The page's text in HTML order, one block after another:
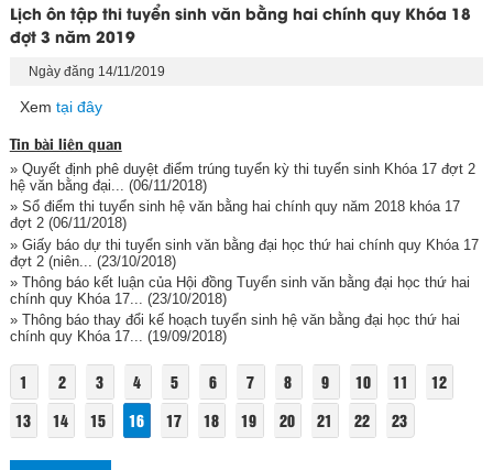
Lịch ôn tập thi tuyển sinh văn bằng hai chính quy Khóa 18
đợt 3 năm 2019
Ngày đăng 14/11/2019
Xem tại đây
Tin bài liên quan
» Quyết định phê duyệt điểm trúng tuyển kỳ thi tuyển sinh Khóa 17 đợt 2
hệ văn bằng đại...
(06/11/2018)
» Sổ điểm thi tuyển sinh hệ văn bằng hai chính quy năm 2018 khóa 17
đợt 2(06/11/2018)
» Giấy báo dự thi tuyển sinh văn bằng đại học thứ hai chính quy Khóa 17
đợt 2 (niên...
(23/10/2018)
» Thông báo kết luận của Hội đồng Tuyển sinh văn bằng đại học thứ hai
chính quy Khóa 17... (23/10/2018)
» Thông báo thay đổi kế hoạch tuyển sinh hệ văn bằng đại học thứ hai
chính quy Khóa 17... (19/09/2018)
1 2 3 4 5 6 7 8 9 10 11
12
13
14 15 16 17 18 19 20 21 22 23